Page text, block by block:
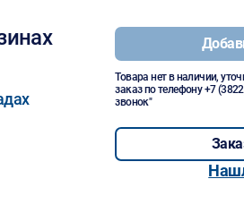
Товара нет в наличии,
заказ по телефону+7
звонок"